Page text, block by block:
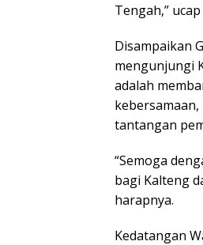
Tengah,”
Disampaikan
mengunjungi
adalah
tantangan
“Semoga
bagi Kalteng
harapnya.
Kedatangan